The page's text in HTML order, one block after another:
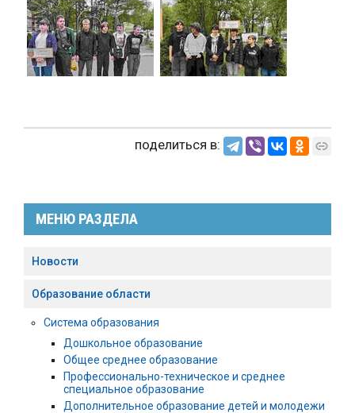
поделиться в:
МЕНЮ РАЗДЕЛА
Новости
Образование области
Система образования
Дошкольное образование
Общее среднее образование
Профессионально-техническое и среднее
специальное образование
Дополнительное образование детей и молодежи